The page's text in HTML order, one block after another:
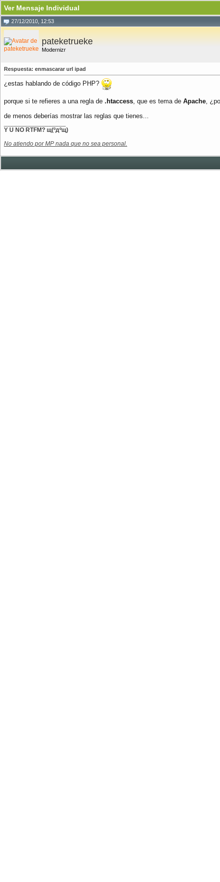
Ver Mensaje Individual
27/12/2010, 12:53
pateketrueke
Modernizr
Respuesta: enmascarar url ipad
¿estas hablando de código PHP?
porque si te refieres a una regla de .htaccess, que es tema de Apache,
de menos deberías mostrar las reglas que tienes...
Y U NO RTFM? щ(ºдºщ)
No atiendo por MP nada que no sea personal.